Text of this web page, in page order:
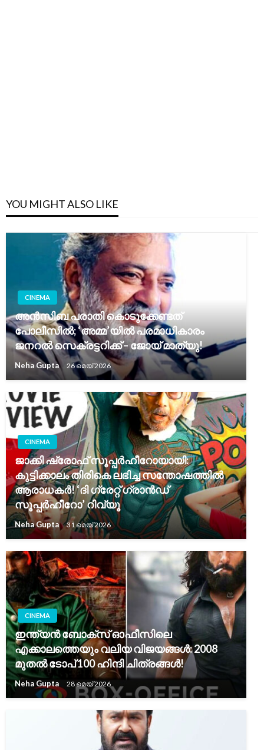
YOU MIGHT ALSO LIKE
CINEMA
അൻസിബ പരാതി കൊടുക്കേണ്ടത്
പോലീസിൽ; ‘അമ്മ’യിൽ പരമാധികാരം
ജനറൽ സെക്രട്ടറിക്ക് – ജോയ് മാത്യു!
Neha Gupta 26 മെയ്‌ 2026
CINEMA
ജാക്കി ഷ്രോഫ് സൂപ്പർഹീറോയായി:
കുട്ടിക്കാലം തിരികെ ലഭിച്ച സന്തോഷത്തിൽ
ആരാധകർ! ‘ദി ഗ്രേറ്റ് ഗ്രാൻഡ്
സൂപ്പർഹീറോ’ റിവ്യൂ
Neha Gupta 31 മെയ്‌ 2026
CINEMA
ഇന്ത്യൻ ബോക്സ് ഓഫീസിലെ
എക്കാലത്തെയും വലിയ വിജയങ്ങൾ: 2008
മുതൽ ടോപ് 100 ഹിന്ദി ചിത്രങ്ങൾ!
Neha Gupta 28 മെയ്‌ 2026